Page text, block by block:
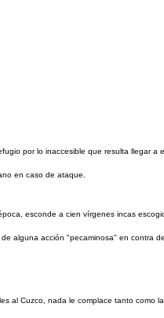
por lo inaccesible que resulta llegar a
en caso de ataque.
esconde a cien vírgenes incas
alguna acción "pecaminosa" en contra
al Cuzco, nada le complace tanto como